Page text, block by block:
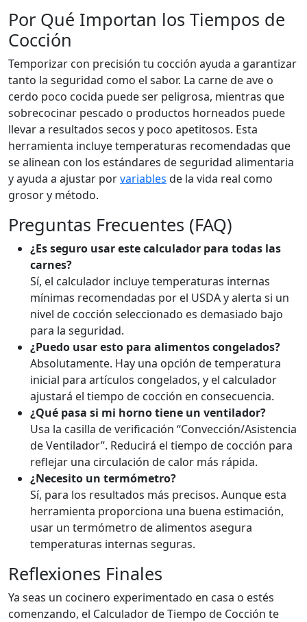
Por Qué Importan los Tiempos de
Cocción
Temporizar con precisión tu cocción ayuda a garantizar
tanto la seguridad como el sabor. La carne de ave o
cerdo poco cocida puede ser peligrosa, mientras que
sobrecocinar pescado o productos horneados puede
llevar a resultados secos y poco apetitosos. Esta
herramienta incluye temperaturas recomendadas que
se alinean con los estándares de seguridad alimentaria
y ayuda a ajustar porvariables de la vida real como
grosor y método.
Preguntas Frecuentes (FAQ)
¿Es seguro usar este calculador para todas las
carnes?
Sí, el calculador incluye temperaturas internas
mínimas recomendadas por el USDA y alerta si un
nivel de cocción seleccionado es demasiado bajo
para la seguridad.
¿Puedo usar esto para alimentos congelados?
Absolutamente. Hay una opción de temperatura
inicial para artículos congelados, y el calculador
ajustará el tiempo de cocción en consecuencia.
¿Qué pasa si mi horno tiene un ventilador?
Usa la casilla de verificación “Convección/Asistencia
de Ventilador”. Reducirá el tiempo de cocción para
reflejar una circulación de calor más rápida.
¿Necesito un termómetro?
Sí, para los resultados más precisos. Aunque esta
herramienta proporciona una buena estimación,
usar un termómetro de alimentos asegura
temperaturas internas seguras.
Reflexiones Finales
Ya seas un cocinero experimentado en casa o estés
comenzando, el Calculador de Tiempo de Cocción te